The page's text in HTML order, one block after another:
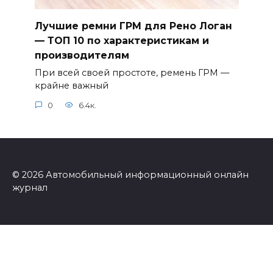
Лучшие ремни ГРМ для Рено Логан
— ТОП 10 по характеристикам и
производителям
При всей своей простоте, ремень ГРМ —
крайне важный
0 6.4к.
© 2026 Автомобильный информационный онлайн
журнал